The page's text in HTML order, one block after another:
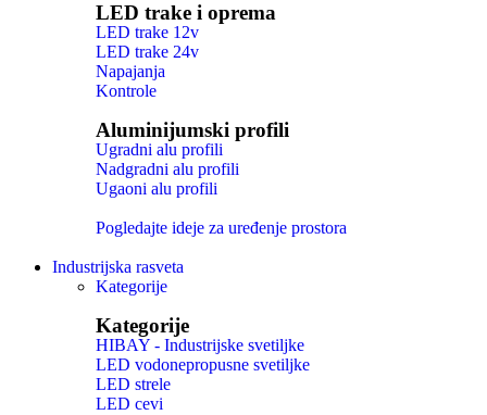
LED trake i oprema
LED trake 12v
LED trake 24v
Napajanja
Kontrole
Aluminijumski profili
Ugradni alu profili
Nadgradni alu profili
Ugaoni alu profili
Pogledajte ideje za uređenje prostora
Industrijska rasveta
Kategorije
Kategorije
HIBAY - Industrijske svetiljke
LED vodonepropusne svetiljke
LED strele
LED cevi